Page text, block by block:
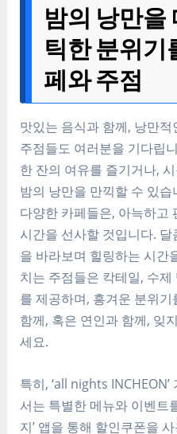
밤의 낭만을
틱한 분위기
페와 주점
맛있는 음식과 함께, 낭만
주점들도 여러분을 기다립
한 잔의 여유를 즐기거나,
밤의 낭만을 만끽할 수 있
다양한 카페들은, 아늑하고
시간을 선사할 것입니다.
을 바라보며 힐링하는 시간
치는 주점들은 칵테일, 수
를 제공하며, 흥겨운 분위
함께, 혹은 연인과 함께, 잊
세요.
특히, ‘all nights
서는 특별한 메뉴와 이벤트
지’ 앱을 통해 할인쿠폰을